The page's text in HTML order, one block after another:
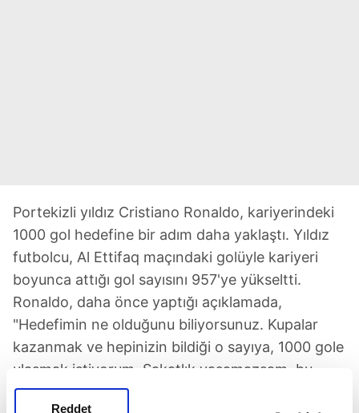
Reddet
Portekizli yıldız Cristiano Ronaldo, kariyerindeki
1000 gol hedefine bir adım daha yaklaştı. Yıldız
futbolcu, Al Ettifaq maçındaki golüyle kariyeri
boyunca attığı gol sayısını 957'ye yükseltti.
Ronaldo, daha önce yaptığı açıklamada,
"Hedefimin ne olduğunu biliyorsunuz. Kupalar
kazanmak ve hepinizin bildiği o sayıya, 1000 gole
ulaşmak istiyorum. Sakatlık yaşamazsam, bu
sayıya kesinlikle ulaşacağım" ifadelerini